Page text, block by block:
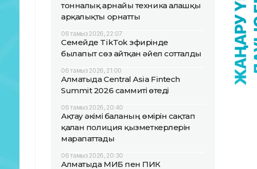
тонналық арнайы техника алғашқы
арқалықты орнатты
06 тамыз 2026, 22:07
Семейде TikTok эфирінде
былапыт сөз айтқан әйел сотталды
06 тамыз 2026, 21:00
Алматыда Central Asia Fintech
Summit 2026 саммиті өтеді
06 тамыз 2026, 20:40
Ақтау әкімі баланың өмірін сақтап
қалған полиция қызметкерлерін
марапаттады
06 тамыз 2026, 20:30
Алматыда МИБ пен ПИК